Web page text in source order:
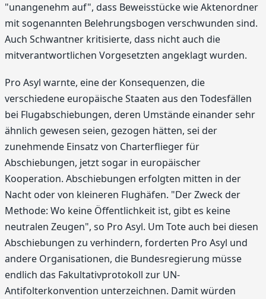
"unangenehm auf", dass Beweisstücke wie Aktenordner
mit sogenannten Belehrungsbogen verschwunden sind.
Auch Schwantner kritisierte, dass nicht auch die
mitverantwortlichen Vorgesetzten angeklagt wurden.
Pro Asyl warnte, eine der Konsequenzen, die
verschiedene europäische Staaten aus den Todesfällen
bei Flugabschiebungen, deren Umstände einander sehr
ähnlich gewesen seien, gezogen hätten, sei der
zunehmende Einsatz von Charterflieger für
Abschiebungen, jetzt sogar in europäischer
Kooperation. Abschiebungen erfolgten mitten in der
Nacht oder von kleineren Flughäfen. "Der Zweck der
Methode: Wo keine Öffentlichkeit ist, gibt es keine
neutralen Zeugen", so Pro Asyl. Um Tote auch bei diesen
Abschiebungen zu verhindern, forderten Pro Asyl und
andere Organisationen, die Bundesregierung müsse
endlich das Fakultativprotokoll zur UN-
Antifolterkonvention unterzeichnen. Damit würden